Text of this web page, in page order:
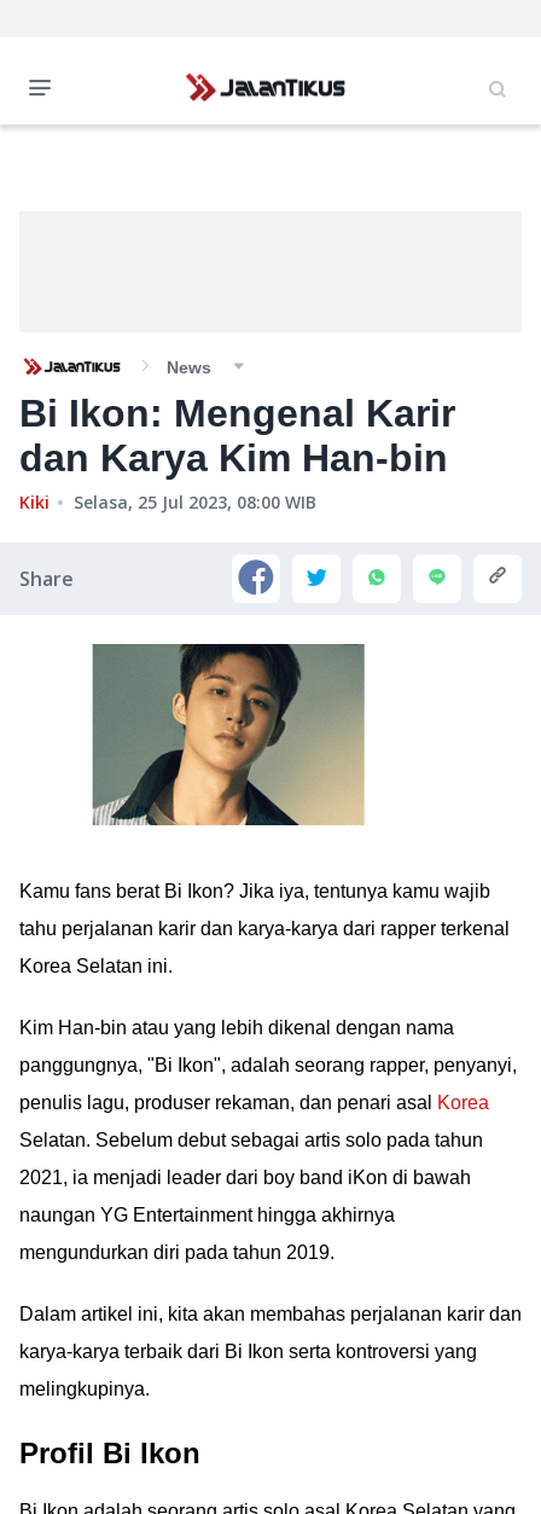
News
Bi Ikon: Mengenal Karir
dan Karya Kim Han-bin
Kiki Selasa, 25 Jul 2023, 08:00 WIB
Share
Kamu fans berat Bi Ikon? Jika iya, tentunya kamu wajib
tahu perjalanan karir dan karya-karya dari rapper terkenal
Korea Selatan ini.
Kim Han-bin atau yang lebih dikenal dengan nama
panggungnya, "Bi Ikon", adalah seorang rapper, penyanyi,
penulis lagu, produser rekaman, dan penari asal
Korea
Selatan. Sebelum debut sebagai artis solo pada tahun
2021, ia menjadi leader dari boy band iKon di bawah
naungan YG Entertainment hingga akhirnya
mengundurkan diri pada tahun 2019.
Dalam artikel ini, kita akan membahas perjalanan karir dan
karya-karya terbaik dari Bi Ikon serta kontroversi yang
melingkupinya.
Profil Bi Ikon